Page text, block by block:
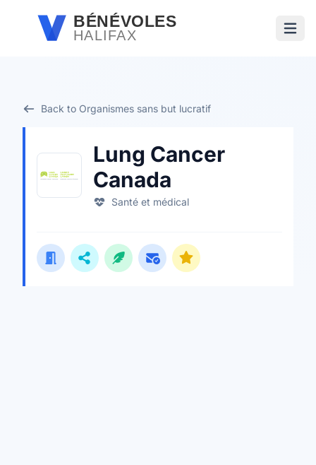
Passer au contenu principal
BÉNÉVOLES
HALIFAX
Back to Organismes sans but lucratif
Lung Cancer
Canada
Santé et médical